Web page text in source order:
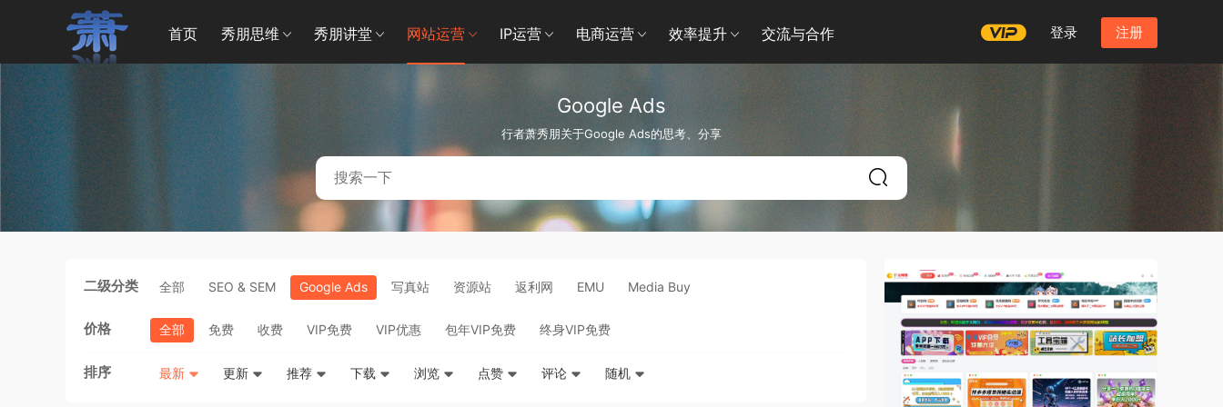
首页 秀朋思维 秀朋讲堂 网站运营 IP运营 电商运营 效率提升 交流与合作 登录 注册
Google Ads
行者萧秀朋关于Google Ads的思考、分享
二级分类 全部 SEO & SEM Google Ads 写真站 资源站 返利网 EMU Media Buy
价格 全部 免费 收费 VIP免费 VIP优惠 包年VIP免费 终身VIP免费
排序 最新 更新 推荐 下载 浏览 点赞 评论 随机